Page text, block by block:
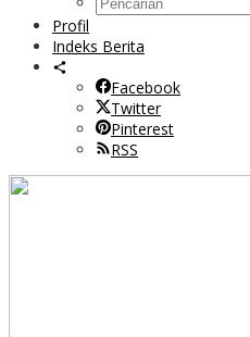
Profil
Indeks Berita
Facebook
Twitter
Pinterest
RSS